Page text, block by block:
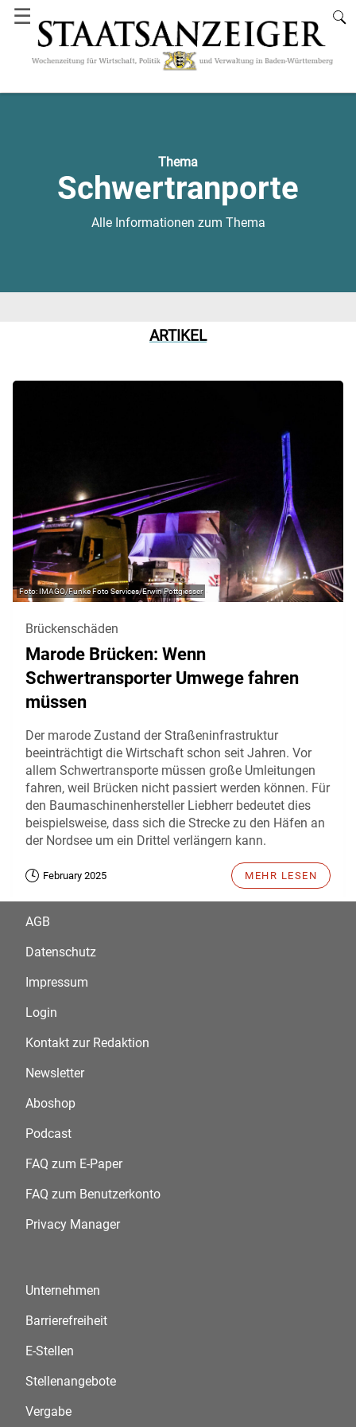
☰
Thema
Schwertranporte
Alle Informationen zum Thema
ARTIKEL
IMAGO/Funke Foto Services/Erwin Pottgiesser
Brückenschäden
Marode Brücken: Wenn
Schwertransporter Umwege fahren
müssen
Der marode Zustand der Straßeninfrastruktur
beeinträchtigt die Wirtschaft schon seit Jahren. Vor
allem Schwertransporte müssen große Umleitungen
fahren, weil Brücken nicht passiert werden können. Für
den Baumaschinenhersteller Liebherr bedeutet dies
beispielsweise, dass sich die Strecke zu den Häfen an
der Nordsee um ein Drittel verlängern kann.
February 2025 MEHR LESEN
AGB
Datenschutz
Impressum
Login
Kontakt zur Redaktion
Newsletter
Aboshop
Podcast
FAQ zum E-Paper
FAQ zum Benutzerkonto
Privacy Manager
Unternehmen
Barrierefreiheit
E-Stellen
Stellenangebote
Vergabe